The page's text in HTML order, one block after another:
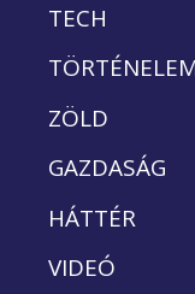
TECH
ZÖLD
GAZDASÁG
HÁTTÉR
VIDEÓ